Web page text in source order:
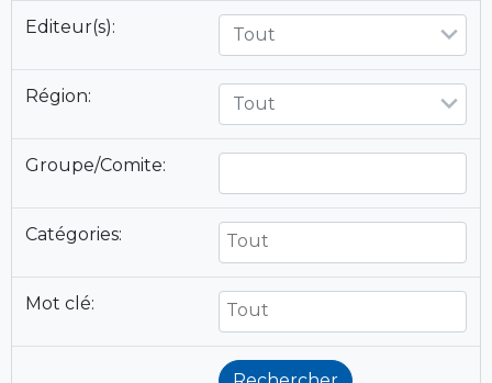
Editeur(s): Tout
Région: Tout
Groupe/Comite:
Catégories:
Mot clé: